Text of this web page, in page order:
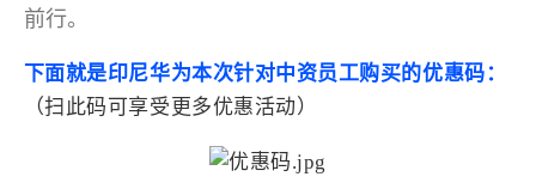
前行。
下面就是印尼华为本次针对中资员工购买的优惠码：
（扫此码可享受更多优惠活动）